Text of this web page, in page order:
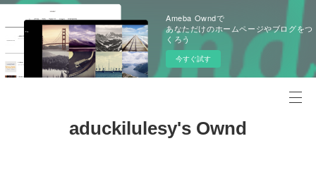
Ameba Owndで
あなただけのホームページやブログをつ
くろう
今すぐ試す
aduckilulesy's Ownd